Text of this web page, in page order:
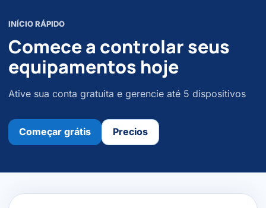
INÍCIO RÁPIDO
Comece a controlar seus
equipamentos hoje
Ative sua conta gratuita e gerencie até 5 dispositivos
Começar grátis Precios